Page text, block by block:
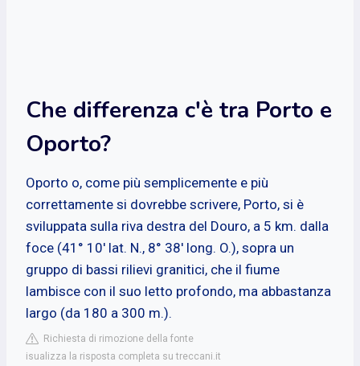
Che differenza c'è tra Porto e
Oporto?
Oporto o, come più semplicemente e più
correttamente si dovrebbe scrivere, Porto, si è
sviluppata sulla riva destra del Douro, a 5 km. dalla
foce (41° 10′ lat. N., 8° 38′ long. O.), sopra un
gruppo di bassi rilievi granitici, che il fiume
lambisce con il suo letto profondo, ma abbastanza
largo (da 180 a 300 m.).
Richiesta di rimozione della fonte
isualizza la risposta completa su treccani.it